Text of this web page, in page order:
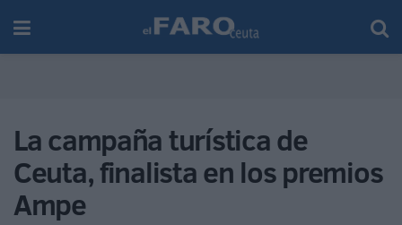
La campaña turística de
Ceuta, finalista en los premios
Ampe